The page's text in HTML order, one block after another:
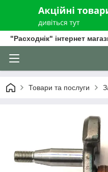
"Расходнік" інтернет
Товари та послуги